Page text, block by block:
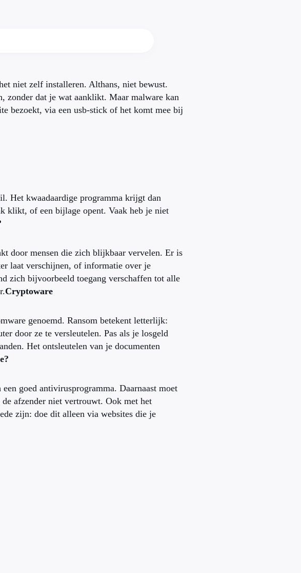
niet zelf installeren. Althans, niet bewust.
zonder dat je wat aanklikt. Maar malware kan
bezoekt, via een usb-stick of het komt mee bij
Het kwaadaardige programma krijgt dan
klikt, of een bijlage opent. Vaak heb je niet
door mensen die zich blijkbaar vervelen. Er is
laat verschijnen, of informatie over je
zich bijvoorbeeld toegang verschaffen tot alle
Cryptoware
genoemd. Ransom betekent letterlijk:
door ze te versleutelen. Pas als je losgeld
Het ontsleutelen van je documenten
goed antivirusprogramma. Daarnaast moet
afzender niet vertrouwt. Ook met het
zijn: doe dit alleen via websites die je